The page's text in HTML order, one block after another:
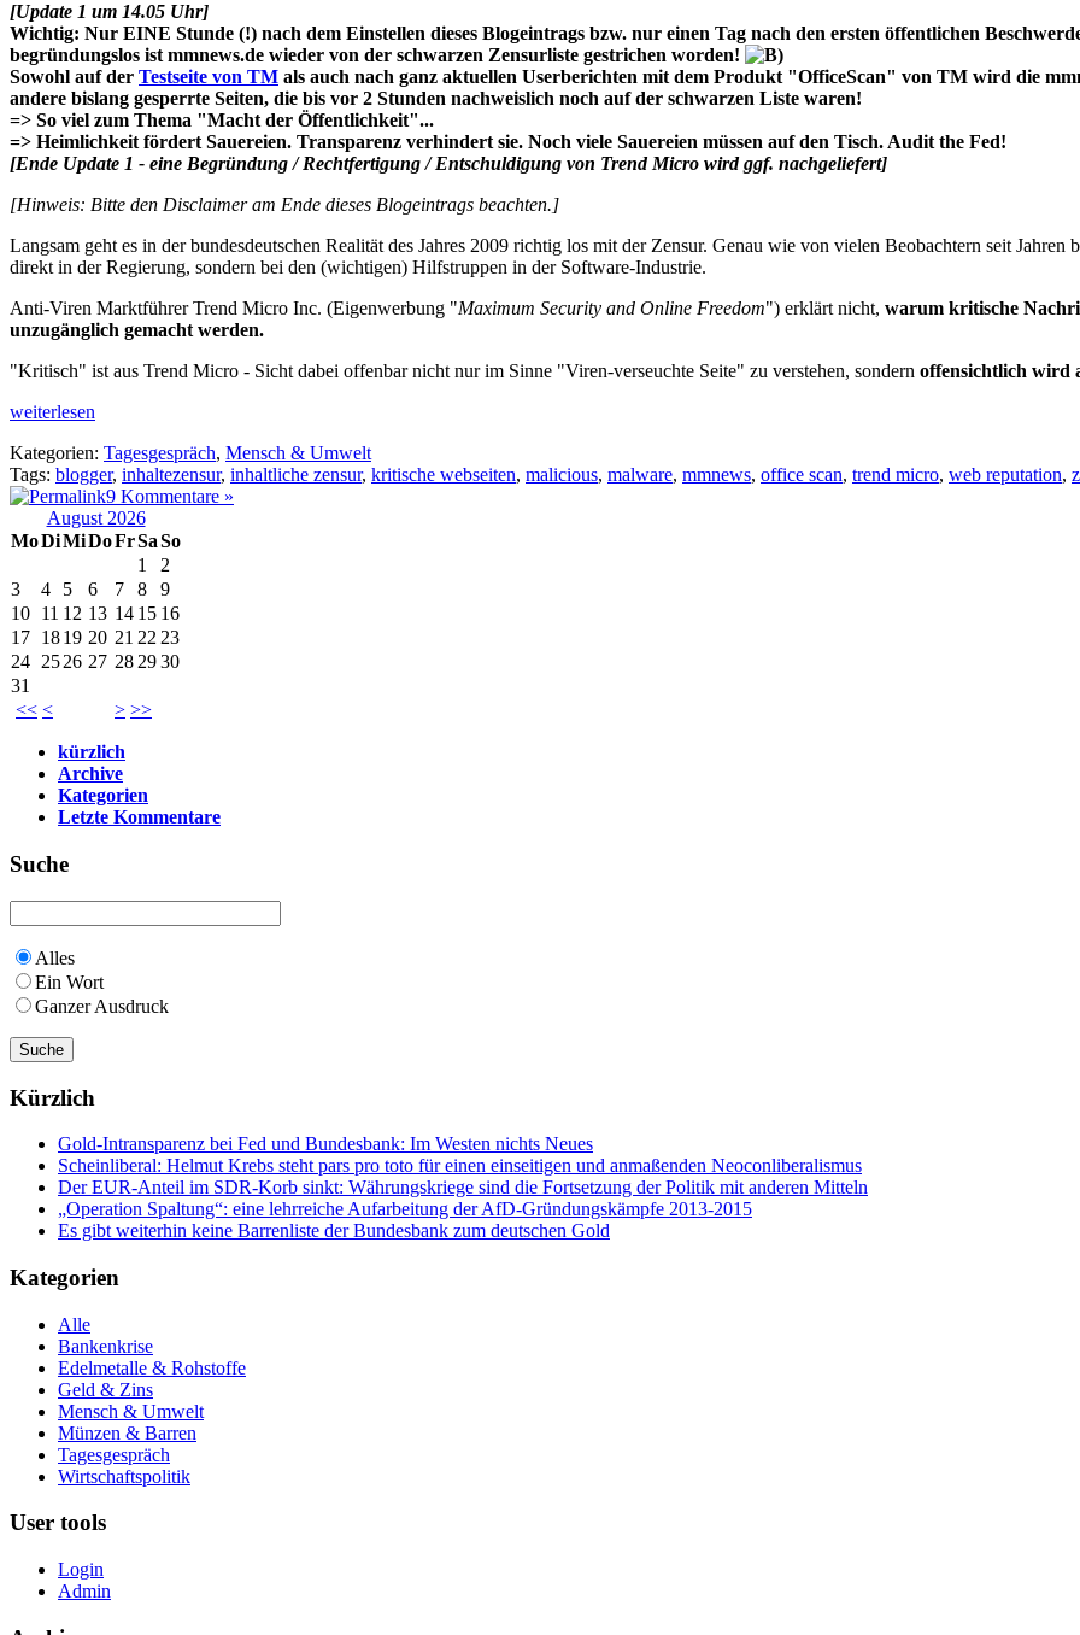
[Update 1 um 14.05 Uhr]
Wichtig: Nur EINE Stunde (!) nach dem Einstellen dieses Blogeintrags bzw. nur einen Tag nach den ersten öffentlichen
begründungslos ist mmnews.de wieder von der schwarzen Zensurliste gestrichen worden!
Sowohl auf der Testseite von TM als auch nach ganz aktuellen Userberichten mit dem Produkt "OfficeScan" von TM wird die
andere bislang gesperrte Seiten, die bis vor 2 Stunden nachweislich noch auf der schwarzen Liste waren!
=> So viel zum Thema "Macht der Öffentlichkeit"...
=> Heimlichkeit fördert Sauereien. Transparenz verhindert sie. Noch viele Sauereien müssen auf den Tisch. Audit the Fed!
[Ende Update 1 - eine Begründung / Rechtfertigung / Entschuldigung von Trend Micro wird ggf. nachgeliefert]
[Hinweis: Bitte den Disclaimer am Ende dieses Blogeintrags beachten.]
Langsam geht es in der bundesdeutschen Realität des Jahres 2009 richtig los mit der Zensur. Genau wie von vielen Beobachtern seit
direkt in der Regierung, sondern bei den (wichtigen) Hilfstruppen in der Software-Industrie.
Anti-Viren Marktführer Trend Micro Inc. (Eigenwerbung "Maximum Security and Online Freedom") erklärt nicht, warum kritische
unzugänglich gemacht werden.
"Kritisch" ist aus Trend Micro - Sicht dabei offenbar nicht nur im Sinne "Viren-verseuchte Seite" zu verstehen, sondern offensichtlich wird
weiterlesen
Kategorien: Tagesgespräch, Mensch & Umwelt
Tags: blogger, inhaltezensur, inhaltliche zensur, kritische webseiten, malicious, malware, mmnews, office scan, trend micro, web reputation,
9 Kommentare »
August 2026
MoDiMiDoFrSaSo
<< < > >>
1
2
3
4 5 6 7 8
9
10 11 12 13 14 15 16
17 1819 20 21 22 23
24 2526 27 28 2930
31
kürzlich
Archive
Kategorien
Letzte Kommentare
Suche
Alles
Ein Wort
Ganzer Ausdruck
Kürzlich
Gold-Intransparenz bei Fed und Bundesbank: Im Westen nichts Neues
Scheinliberal: Helmut Krebs steht pars pro toto für einen einseitigen und anmaßenden Neoconliberalismus
Der EUR-Anteil im SDR-Korb sinkt: Währungskriege sind die Fortsetzung der Politik mit anderen Mitteln
„Operation Spaltung“: eine lehrreiche Aufarbeitung der AfD-Gründungskämpfe 2013-2015
Es gibt weiterhin keine Barrenliste der Bundesbank zum deutschen Gold
Kategorien
Alle
Bankenkrise
Edelmetalle & Rohstoffe
Geld & Zins
Mensch & Umwelt
Münzen & Barren
Tagesgespräch
Wirtschaftspolitik
User tools
Login
Admin